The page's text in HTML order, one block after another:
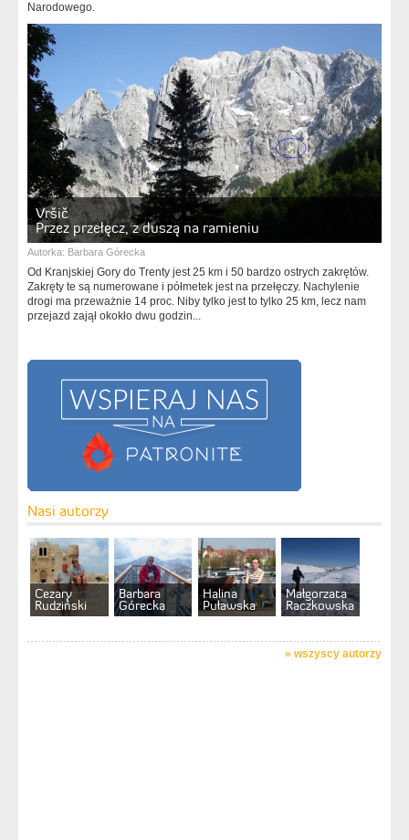
Narodowego.
Vršič
Przez przełęcz, z duszą na ramieniu
Autorka: Barbara Górecka
Od Kranjskiej Gory do Trenty jest 25 km i 50 bardzo ostrych zakrętów.
Zakręty te są numerowane i półmetek jest na przełęczy. Nachylenie
drogi ma przeważnie 14 proc. Niby tylko jest to tylko 25 km, lecz nam
przejazd zajął okokło dwu godzin...
Nasi autorzy
Cezary
Rudziński
Barbara
Górecka
Halina
Puławska
Małgorzata
Raczkowska
» wszyscy autorzy